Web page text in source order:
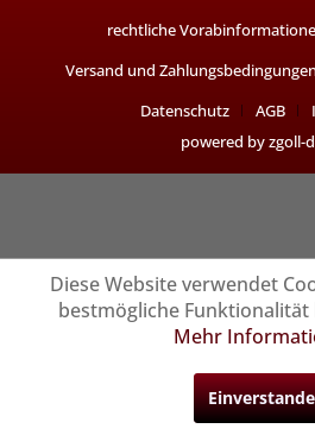
rechtliche
Versand und Zahlungsbedingungen
Datenschutz
AGB
powered by zgoll-
Diese Website verwendet
bestmögliche
Mehr